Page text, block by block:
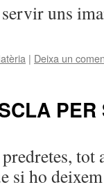
uns
| Deixa un
PER
tot
si ho